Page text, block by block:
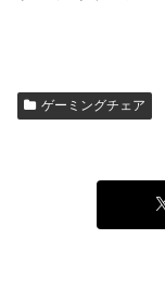
ゲーミングチェア